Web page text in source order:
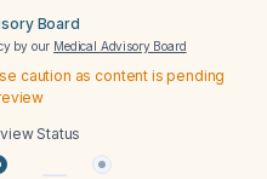
Board
by our Medical Advisory Board
caution as content is pending
Status